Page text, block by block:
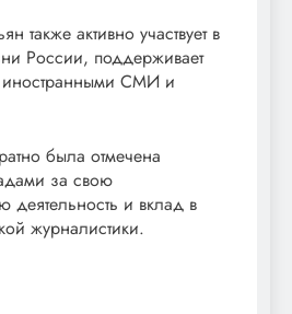
также активно участвует в
России, поддерживает
иностранными СМИ и
была отмечена
за свою
деятельность и вклад в
журналистики.